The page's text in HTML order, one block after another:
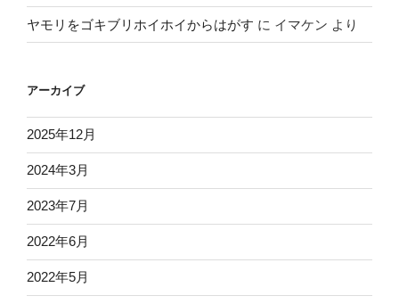
ヤモリをゴキブリホイホイからはがす に イマケン より
アーカイブ
2025年12月
2024年3月
2023年7月
2022年6月
2022年5月